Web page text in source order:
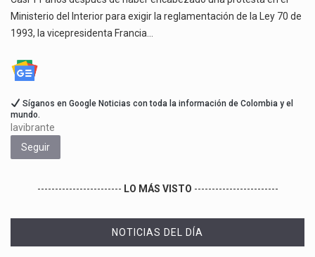
Ministerio del Interior para exigir la reglamentación de la Ley 70 de
1993, la vicepresidenta Francia…
Síganos en Google Noticias con toda la información de Colombia y el
mundo.
lavibrante
Seguir
------------------------ LO MÁS VISTO ------------------------
NOTICIAS DEL DÍA